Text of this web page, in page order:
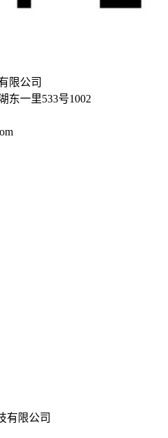
限公司
东一里533号1002
有限公司